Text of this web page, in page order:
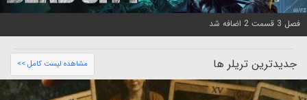
فصل 3 قسمت 2 اضافه شد
جدیدترین تریلر ها مشاهده لیست کامل >>